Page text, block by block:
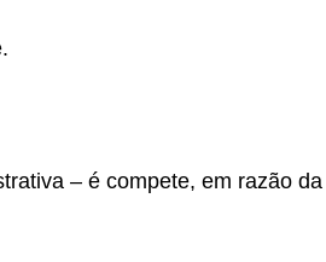
– é compete, em razão